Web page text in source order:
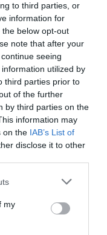
to third parties, or
information for
below opt-out
note that after your
seeing
utilized by
third parties prior to
of the further
by third parties on the
information may
on the IAB’s List of
disclose it to other
my
της Ευρώπης
Βασιλική
του
Έχει
μουσική διεύθυνση
Honeck, Sir
Alsop, Kent
Vladimir
πιάνο σε ηλικία 5
Προικισμένων
Στη
μουσική
William Grant